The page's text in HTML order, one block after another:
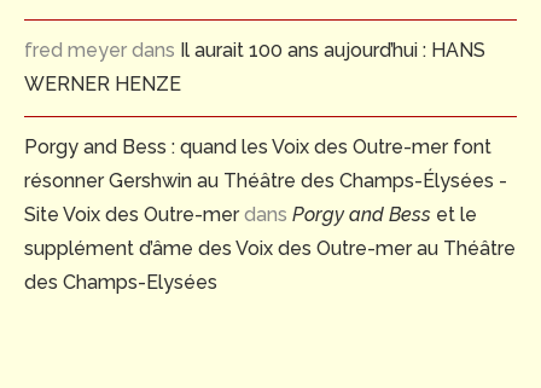
fred meyer dans Il aurait 100 ans aujourd’hui : HANS
WERNER HENZE
Porgy and Bess : quand les Voix des Outre-mer font
résonner Gershwin au Théâtre des Champs-Élysées -
Site Voix des Outre-merdans Porgy and Bess et le
supplément d’âme des Voix des Outre-mer au Théâtre
des Champs-Elysées